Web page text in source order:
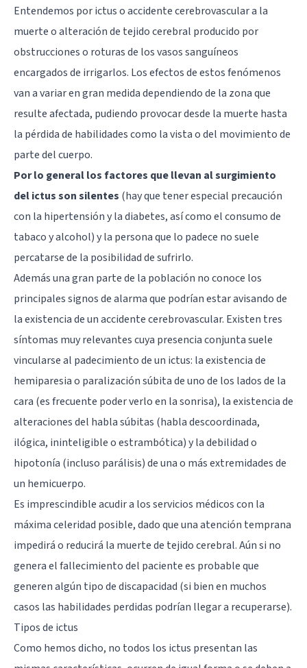
Entendemos por ictus o accidente cerebrovascular a la
muerte o alteración de tejido cerebral producido por
obstrucciones o roturas de los vasos sanguíneos
encargados de irrigarlos. Los efectos de estos fenómenos
van a variar en gran medida dependiendo de la zona que
resulte afectada, pudiendo provocar desde la muerte hasta
la pérdida de habilidades como la vista o del movimiento de
parte del cuerpo.
Por lo general los factores que llevan al surgimiento
del ictus son silentes (hay que tener especial precaución
con la hipertensión y la diabetes, así como el consumo de
tabaco y alcohol) y la persona que lo padece no suele
percatarse de la posibilidad de sufrirlo.
Además una gran parte de la población no conoce los
principales signos de alarma que podrían estar avisando de
la existencia de un accidente cerebrovascular. Existen tres
síntomas muy relevantes cuya presencia conjunta suele
vincularse al padecimiento de un ictus: la existencia de
hemiparesia o paralización súbita de uno de los lados de la
cara (es frecuente poder verlo en la sonrisa), la existencia de
alteraciones del habla súbitas (habla descoordinada,
ilógica, ininteligible o estrambótica) y la debilidad o
hipotonía (incluso parálisis) de una o más extremidades de
un hemicuerpo.
Es imprescindible acudir a los servicios médicos con la
máxima celeridad posible, dado que una atención temprana
impedirá o reducirá la muerte de tejido cerebral. Aún si no
genera el fallecimiento del paciente es probable que
generen algún tipo de discapacidad (si bien en muchos
casos las habilidades perdidas podrían llegar a recuperarse).
Tipos de ictus
Como hemos dicho, no todos los ictus presentan las